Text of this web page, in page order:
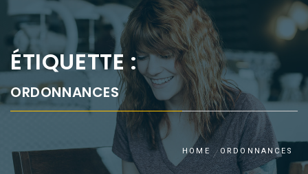
ÉTIQUETTE :
ORDONNANCES
HOME ORDONNANCES